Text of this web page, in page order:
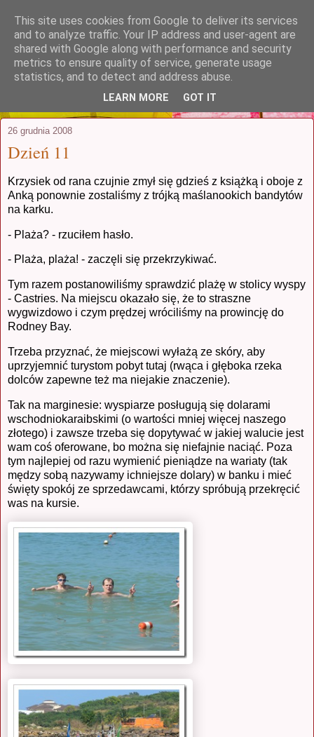
stuczynscy.waw.pl
...czyli coś, co zaczęło się jako relacja
26 grudnia 2008
Dzień 11
Krzysiek od rana czujnie zmył się gdzieś z książką i oboje z
Anką ponownie zostaliśmy z trójką maślanookich bandytów
na karku.
- Plaża? - rzuciłem hasło.
- Plaża, plaża! - zaczęli się przekrzykiwać.
Tym razem postanowiliśmy sprawdzić plażę w stolicy wyspy
- Castries. Na miejscu okazało się, że to straszne
wygwizdowo i czym prędzej wróciliśmy na prowincję do
Rodney Bay.
Trzeba przyznać, że miejscowi wyłażą ze skóry, aby
uprzyjemnić turystom pobyt tutaj (rwąca i głęboka rzeka
dolców zapewne też ma niejakie znaczenie).
Tak na marginesie: wyspiarze posługują się dolarami
wschodniokaraibskimi (o wartości mniej więcej naszego
złotego) i zawsze trzeba się dopytywać w jakiej walucie jest
wam coś oferowane, bo można się niefajnie naciąć. Poza
tym najlepiej od razu wymienić pieniądze na wariaty (tak
mędzy sobą nazywamy ichniejsze dolary) w banku i mieć
święty spokój ze sprzedawcami, którzy spróbują przekręcić
was na kursie.
This site uses cookies from Google to deliver its services
and to analyze traffic. Your IP address and user-agent are
shared with Google along with performance and security
metrics to ensure quality of service, generate usage
statistics, and to detect and address abuse.
LEARN MORE GOT IT